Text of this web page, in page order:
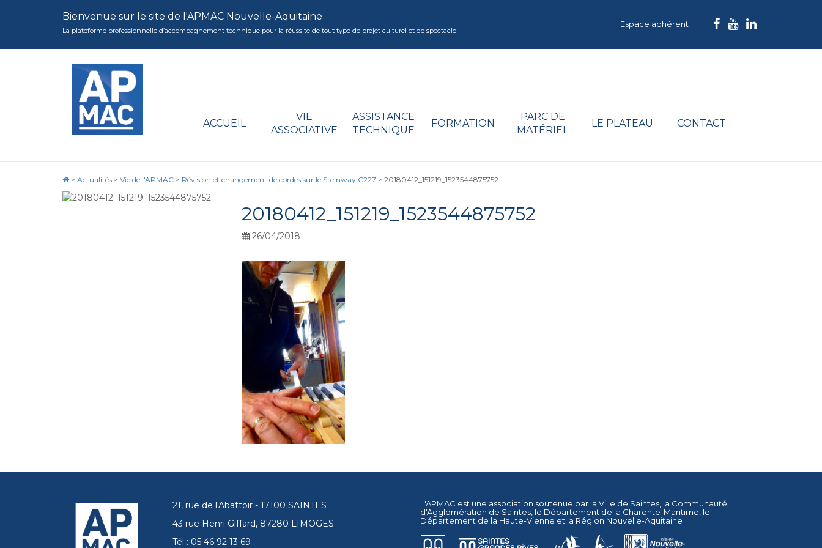
Bienvenue sur le site de l'APMAC Nouvelle-Aquitaine
La plateforme professionnelle d’accompagnement technique pour la réussite de tout type de projet culturel et de spectacle
Espace adhérent
ACCUEIL
VIE
ASSOCIATIVE
ASSISTANCE
TECHNIQUE
FORMATION
PARC DE
MATÉRIEL
LE PLATEAU CONTACT
> Actualités > Vie de l'APMAC > Révision et changement de cordes sur le Steinway C227 > 20180412_151219_1523544875752
20180412_151219_1523544875752
26/04/2018
21, rue de l'Abattoir - 17100 SAINTES
43 rue Henri Giffard, 87280 LIMOGES
Tél : 05 46 92 13 69
L'APMAC est une association soutenue par la Ville de Saintes , la Communauté
d'Agglomération de Saintes , le Département de la Charente-Maritime , le
Département de la Haute-Vienne et la Région Nouvelle-Aquitaine